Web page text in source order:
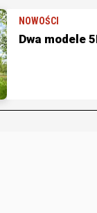
NOWOŚCI
Dwa modele